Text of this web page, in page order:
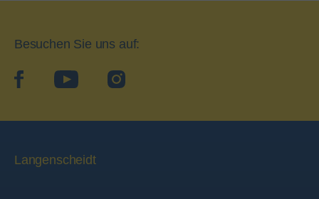
Besuchen Sie uns auf:
facebookYouTube Instagram
Langenscheidt